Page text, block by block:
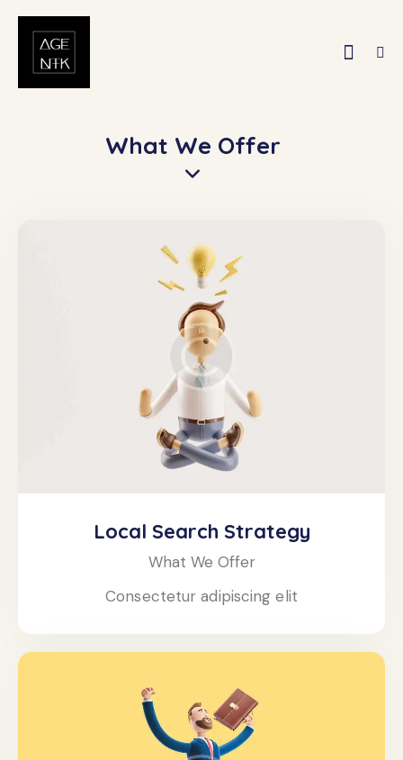
What We Offer
Local Search Strategy
What We Offer
Consectetur adipiscing elit